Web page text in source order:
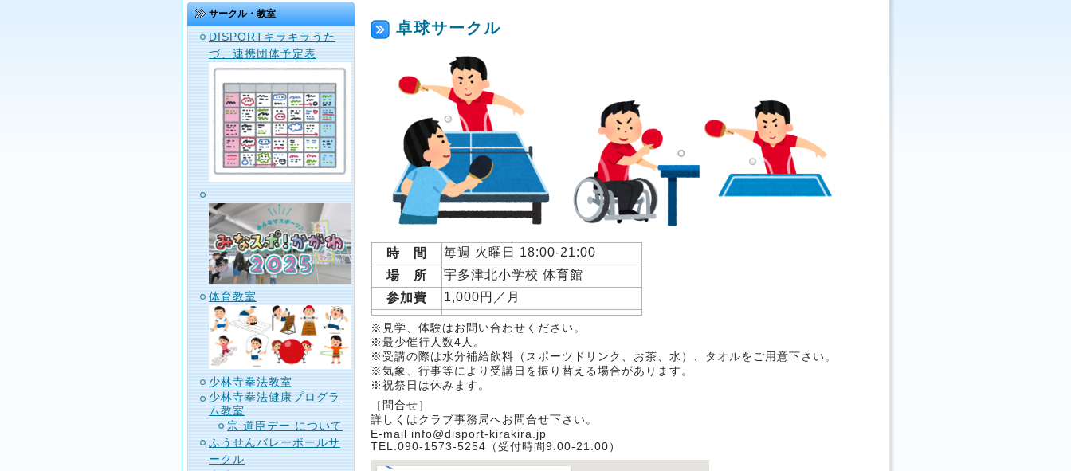
サークル・教室
DISPORTキラキラうた
づ、連携団体予定表
体育教室
少林寺拳法教室
少林寺拳法健康プログラ
ム教室
宗 道臣デー について
ふうせんバレーボールサ
ークル
卓球サークル
時 間 毎週 火曜日 18:00-21:00
場 所
宇多津北小学校 体育館
参加費
1,000円／月
※見学、体験はお問い合わせください。
※最少催行人数4人。
※受講の際は水分補給飲料（スポーツドリンク、お茶、水）、タオルをご用意下さい。
※気象、行事等により受講日を振り替える場合があります。
※祝祭日は休みます。
［問合せ］
詳しくはクラブ事務局へお問合せ下さい。
E-mail info@disport-kirakira.jp
TEL.090-1573-5254（受付時間9:00-21:00）